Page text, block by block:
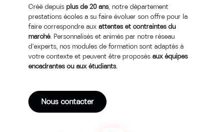
Créé depuis plus de 20 ans, notre département
prestations écoles a su faire évoluer son offre pour la
faire correspondre aux attentes et contraintes du
marché. Personnalisés et animés par notre réseau
d’experts, nos modules de formation sont adaptés à
votre contexte et peuvent être proposés aux équipes
encadrantes ou aux étudiants.
Nous contacter